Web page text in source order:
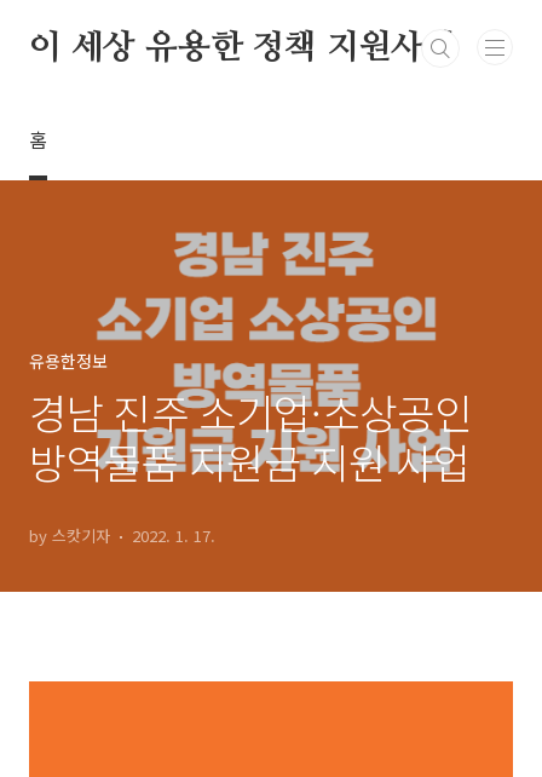
이 세상 유용한 정책 지원사업
홈
유용한정보
경남 진주 소기업·소상공인
방역물품 지원금 지원 사업
by 스캇기자 2022. 1. 17.